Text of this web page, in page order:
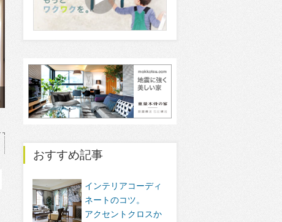
おすすめ記事
インテリアコーディ
ネートのコツ。
アクセントクロスか